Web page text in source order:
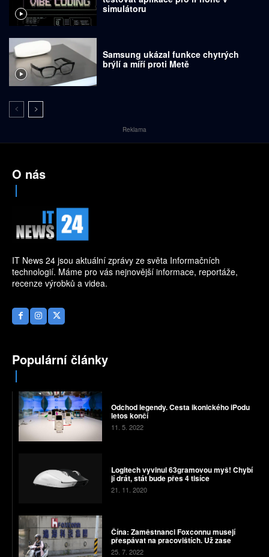
simulátoru
Samsung ukázal funkce chytrých
brýlí a míří proti Metě
Reklama
O nás
IT News 24 jsou aktuální zprávy ze světa Informačních
technologií. Máme pro vás nejnovější informace, reportáže,
recenze výrobků a videa.
Populární články
Odchod legendy. Cesta ikonického iPodu
letos končí
11. 5. 2022
Logitech vyvinul 63gramovou myš! Chybí
jí drát, stát bude přes 4 tisíce
21. 11. 2020
Čína: Zaměstnanci Foxconnu musejí
přespávat na pracovištích. Už zase
25. 7. 2022